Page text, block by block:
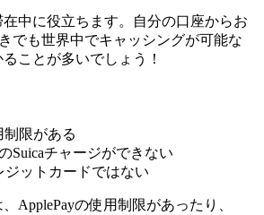
中に役立ちます。自分の口座からお
でも世界中でキャッシングが可能な
ことが多いでしょう！
制限がある
Suicaチャージができない
ジットカードではない
ApplePayの使用制限があったり、